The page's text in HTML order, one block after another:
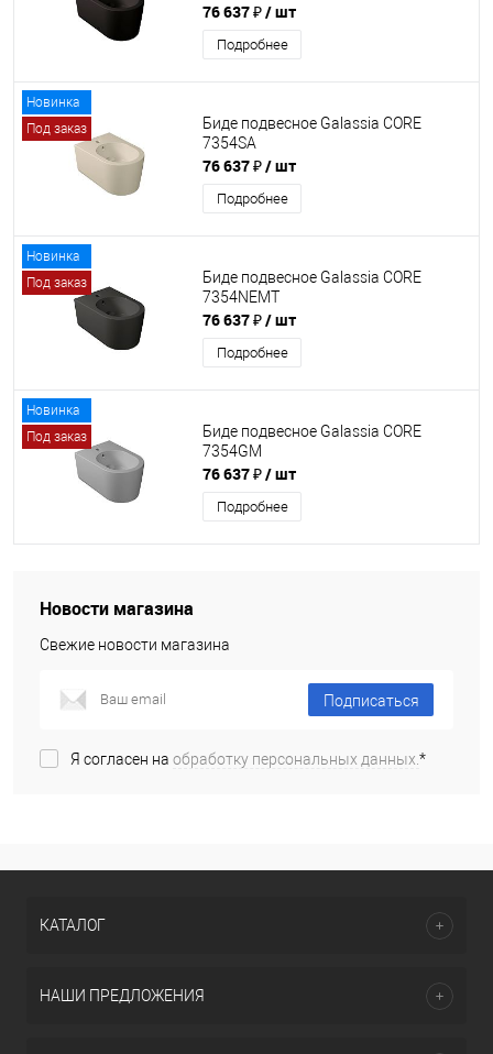
76 637 ₽/ шт
Подробнее
Новинка
Под заказ
Биде подвесное Galassia CORE
7354SA
76 637 ₽/ шт
Подробнее
Новинка
Под заказ
Биде подвесное Galassia CORE
7354NEMT
76 637 ₽/ шт
Подробнее
Новинка
Под заказ
Биде подвесное Galassia CORE
7354GM
76 637 ₽/ шт
Подробнее
Новости магазина
Свежие новости магазина
Подписаться
Я согласен на обработку персональных данных.*
КАТАЛОГ
НАШИ ПРЕДЛОЖЕНИЯ